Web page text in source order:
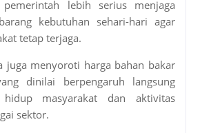
lebih serius menjaga
kebutuhan sehari-hari agar
tetap terjaga.
juga menyoroti harga bahan bakar
dinilai berpengaruh langsung
masyarakat dan aktivitas
sektor.